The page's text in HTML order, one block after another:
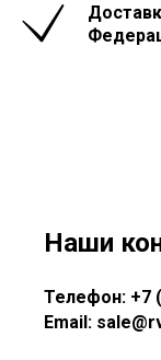
Наши
Телефон: +7
Email: